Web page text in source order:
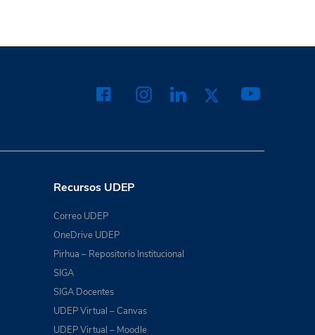
Recursos UDEP
Correo UDEP
OneDrive UDEP
Pirhua – Repositorio Institucional
SIGA
SIGA Docentes
UDEP Virtual – Canvas
UDEP Virtual – Moodle